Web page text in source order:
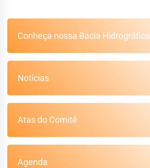
Conheça nossa Bacia Hidrográfica
Notícias
Atas do Comitê
Agenda